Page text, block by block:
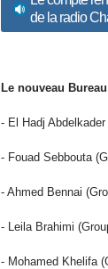
de la radio
Le nouveau
- El Hadj
- Fouad Sebbouta
- Ahmed Bennai
- Leila Brahimi
- Mohamed